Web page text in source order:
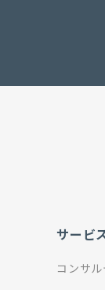
サービ
コンサ